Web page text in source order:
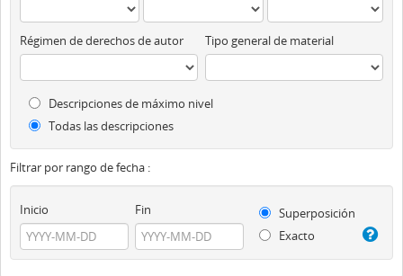
Régimen de derechos de autor Tipo general de material
Descripciones de máximo nivel
Todas las descripciones
Filtrar por rango de fecha :
Inicio Fin
Superposición
Exacto